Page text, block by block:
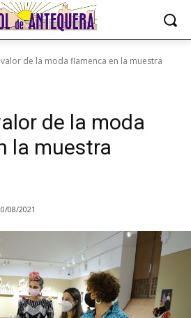
valor de la moda flamenca en la muestra
de la moda
la muestra
08/2021